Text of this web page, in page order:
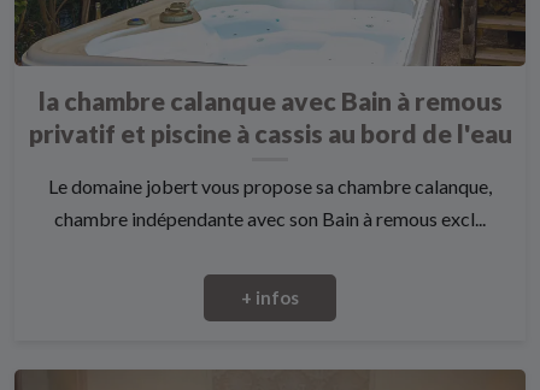
la chambre calanque avec Bain à remous
privatif et piscine à cassis au bord de l'eau
Le domaine jobert vous propose sa chambre calanque,
chambre indépendante avec son Bain à remous excl...
+ infos